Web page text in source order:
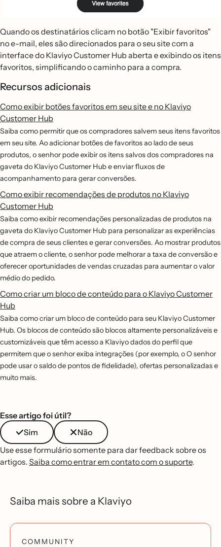
Quando os destinatários clicam no botão "Exibir favoritos"
no e-mail, eles são direcionados para o seu site com a
interface do Klaviyo Customer Hub aberta e exibindo os itens
favoritos, simplificando o caminho para a compra.
Recursos adicionais
Como exibir botões favoritos em seu site e no Klaviyo
Customer Hub
Saiba como permitir que os compradores salvem seus itens favoritos
em seu site. Ao adicionar botões de favoritos ao lado de seus
produtos, o senhor pode exibir os itens salvos dos compradores na
gaveta do Klaviyo Customer Hub e enviar fluxos de
acompanhamento para gerar conversões.
Como exibir recomendações de produtos no Klaviyo
Customer Hub
Saiba como exibir recomendações personalizadas de produtos na
gaveta do Klaviyo Customer Hub para personalizar as experiências
de compra de seus clientes e gerar conversões. Ao mostrar produtos
que atraem o cliente, o senhor pode melhorar a taxa de conversão e
oferecer oportunidades de vendas cruzadas para aumentar o valor
médio do pedido.
Como criar um bloco de conteúdo para o Klaviyo Customer
Hub
Saiba como criar um bloco de conteúdo para seu Klaviyo Customer
Hub. Os blocos de conteúdo são blocos altamente personalizáveis e
customizáveis que têm acesso a Klaviyo dados do perfil que
permitem que o senhor exiba integrações (por exemplo, o O senhor
pode usar o saldo de pontos de fidelidade), ofertas personalizadas e
muito mais.
Esse artigo foi útil?
Sim
Não
Use esse formulário somente para dar feedback sobre os
artigos. Saiba como entrar em contato com o suporte.
Saiba mais sobre a Klaviyo
COMMUNITY